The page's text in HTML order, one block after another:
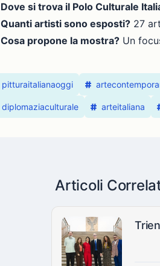
Dove si trova il Polo Culturale
Quanti artisti sono esposti? 27
Cosa propone la mostra? Un
pitturaitalianaoggi
diplomaziaculturale arteitaliana
Articoli